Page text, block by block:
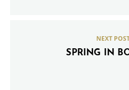
NEXT
SPRING IN